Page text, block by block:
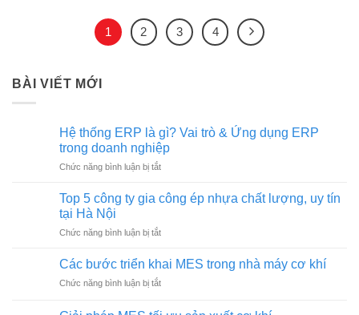
1 2 3 4
BÀI VIẾT MỚI
Hệ thống ERP là gì? Vai trò & Ứng dụng ERP
trong doanh nghiệp
Chức năng bình luận bị tắtở
thống
gì?
trò
Ứng
Top 5 công ty gia công ép nhựa chất lượng, uy tín
tại Hà Nội
Chức năng bình luận bị tắtở
ty
Các bước triển khai MES trong nhà máy cơ khí
Chức năng bình luận bị tắtở
bước